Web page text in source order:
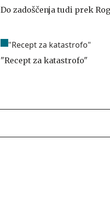
Do zadoščenja tudi prek
"Recept za katastrofo"